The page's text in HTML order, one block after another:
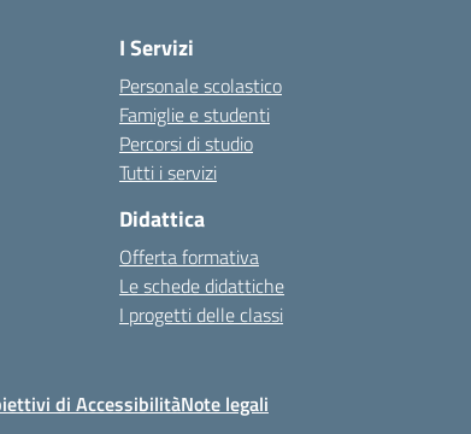
I Servizi
Personale scolastico
Famiglie e studenti
Percorsi di studio
Tutti i servizi
Didattica
Offerta formativa
Le schede didattiche
I progetti delle classi
di AccessibilitàNote legali